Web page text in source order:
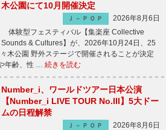
木公園にて10月開催決定
Ｊ－ＰＯＰ
2026年8月6日
体験型フェスティバル【集楽座 Collective
Sounds & Cultures】が、2026年10月24日、25
木公園 野外ステージで開催されることが決定
年齢、性 … 続きを読む
Number_i、ワールドツアー日本公演
【Number_i LIVE TOUR No.III】5大ドー
ムの日程解禁
Ｊ－ＰＯＰ
2026年8月6日